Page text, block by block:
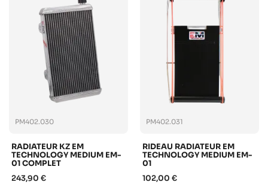
PM402.030
RADIATEUR KZ EM
TECHNOLOGY MEDIUM EM-
01 COMPLET
243,90 €
PM402.031
RIDEAU RADIATEUR EM
TECHNOLOGY MEDIUM EM-
01
102,00 €